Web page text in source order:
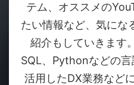
テム、オススメの
たい情報など、気にな
紹介もしていきます
SQL、Pythonなどの
活用したDX業務など